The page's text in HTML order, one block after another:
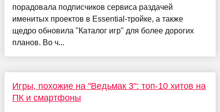
порадовала подписчиков сервиса раздачей
именитых проектов в Essential-тройке, а также
щедро обновила "Каталог игр" для более дорогих
планов. Во ч...
Игры, похожие на "Ведьмак 3": топ-10 хитов на
ПК и смартфоны